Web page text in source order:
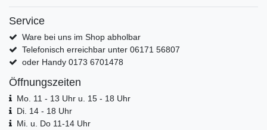
Service
Ware bei uns im Shop abholbar
Telefonisch erreichbar unter 06171 56807
oder Handy 0173 6701478
Öffnungszeiten
Mo. 11 - 13 Uhr u. 15 - 18 Uhr
Di. 14 - 18 Uhr
Mi. u. Do 11-14 Uhr